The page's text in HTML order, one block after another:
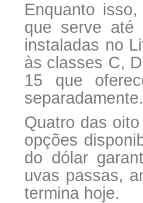
Enquanto
que serve até
instaladas no
às classes C,
15 que
separadamente.
Quatro das
opções
do dólar
uvas passas,
termina hoje.